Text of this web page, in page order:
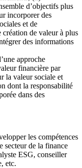
d’objectifs plus
incorporer des
et de
création de valeur à plus
des informations
approche
financière par
la valeur sociale et
dont la responsabilité
dans des
les compétences
secteur de la finance
ESG, conseiller
etc.